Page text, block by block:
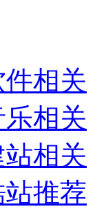
相关
相关
站相关
站推荐